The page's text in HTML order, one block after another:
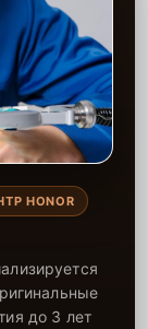
HONOR
до 3 лет